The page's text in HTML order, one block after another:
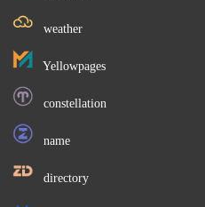
weather
Yellowpages
constellation
name
directory